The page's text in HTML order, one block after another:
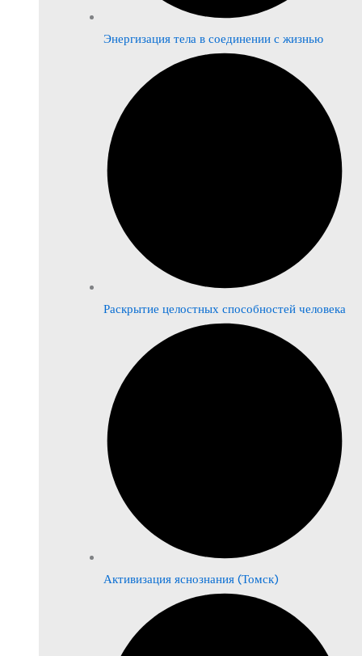
Энергизация тела в соединении с жизнью
Раскрытие целостных способностей человека
Активизация яснознания (Томск)